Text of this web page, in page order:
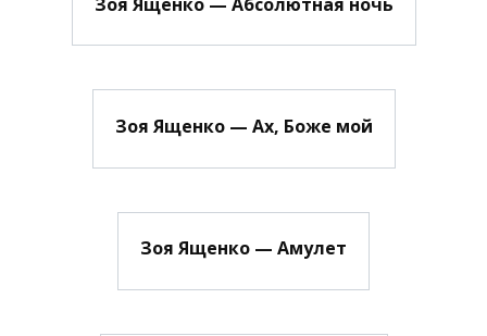
Зоя Ященко — Ах, Боже мой
Зоя Ященко — Амулет